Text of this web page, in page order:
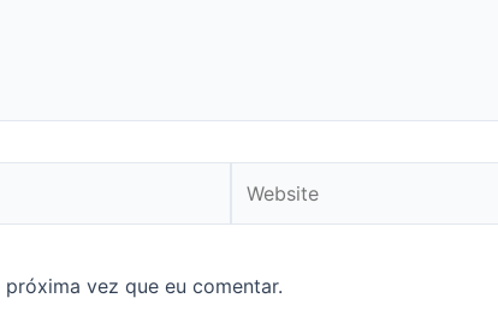
vez que eu comentar.